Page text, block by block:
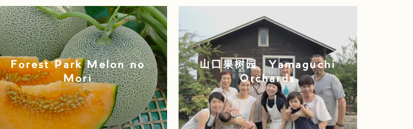
Forest Park Melon no
Mori
山口果树园 Yamaguchi
Orchards